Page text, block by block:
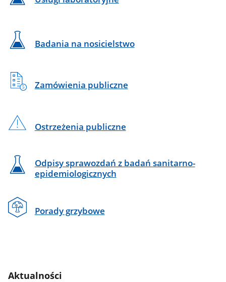
-
Badania na nosicielstwo
Zamówienia publiczne
Ostrzeżenia publiczne
Odpisy sprawozdań z badań sanitarno-
epidemiologicznych
Porady grzybowe
Aktualności